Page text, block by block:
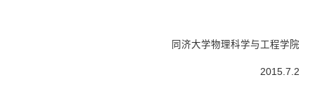
同济大学物理科学与工程学院
2015.7.2